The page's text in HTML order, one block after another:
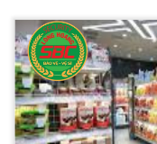
kinh doanh của mình.